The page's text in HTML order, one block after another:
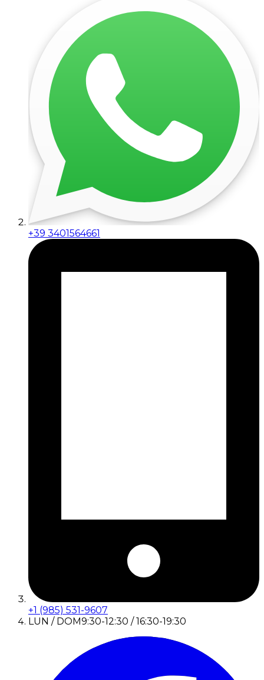
+39 3401564661
+1 (985) 531-9607
LUN / DOM9:30-12:30 / 16:30-19:30